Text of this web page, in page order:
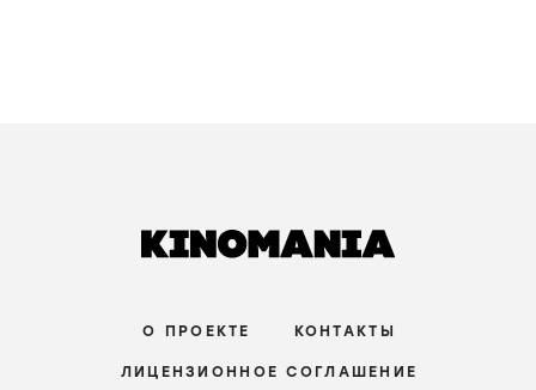
О ПРОЕКТЕ КОНТАКТЫ
ЛИЦЕНЗИОННОЕ СОГЛАШЕНИЕ